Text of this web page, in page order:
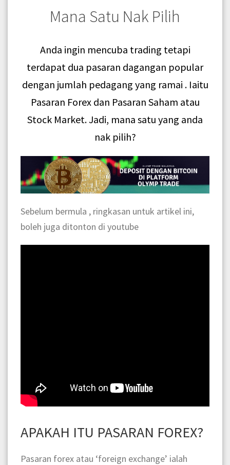
Mana Satu Nak Pilih
Anda ingin mencuba trading tetapi
terdapat dua pasaran dagangan popular
dengan jumlah pedagang yang ramai . Iaitu
Pasaran Forex dan Pasaran Saham atau
Stock Market. Jadi, mana satu yang anda
nak pilih?
Sebelum bermula , ringkasan untuk artikel ini,
boleh juga ditonton di youtube
APAKAH ITU PASARAN FOREX?
Pasaran forex atau ‘foreign exchange’ ialah